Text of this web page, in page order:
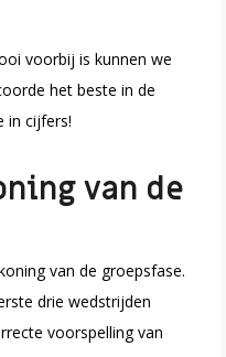
voorbij is kunnen we
het beste in de
in cijfers!
van de
van de groepsfase.
drie wedstrijden
voorspelling van